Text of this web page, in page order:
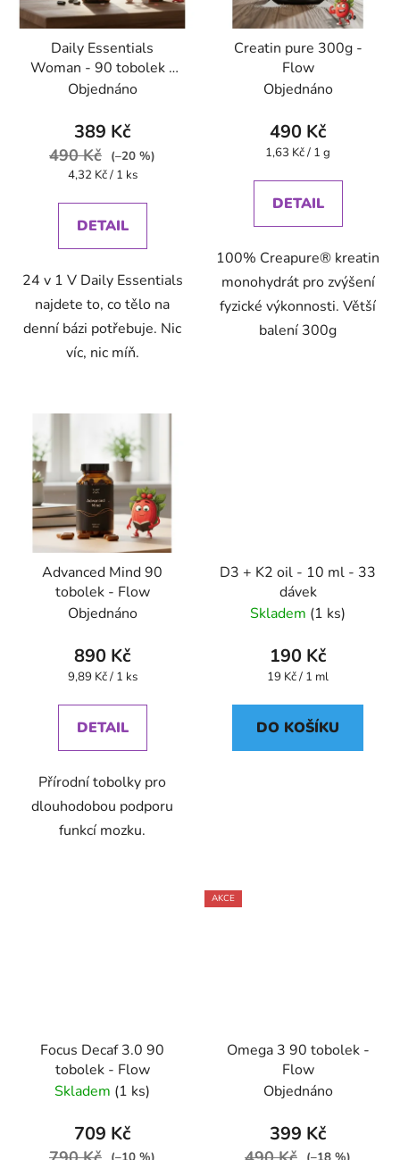
Daily Essentials
Woman - 90 tobolek -
Flow
Objednáno
389 Kč
490 Kč
(–20 %)
Měrná
4,32 Kč / 1 ks
DETAIL
24 v 1 V Daily Essentials
najdete to, co tělo na
denní bázi potřebuje. Nic
víc, nic míň.
Creatin pure 300g -
Flow
Objednáno
490 Kč
Měrná
1,63 Kč / 1 g
DETAIL
100% Creapure® kreatin
monohydrát pro zvýšení
fyzické výkonnosti. Větší
balení 300g
Advanced Mind 90
tobolek - Flow
Objednáno
890 Kč
Měrná
9,89 Kč / 1 ks
DETAIL
Přírodní tobolky pro
dlouhodobou podporu
funkcí mozku.
D3 + K2 oil - 10 ml - 33
dávek
Skladem (1 ks)
190 Kč
Měrná
19 Kč / 1 ml
DO KOŠÍKU
Focus Decaf 3.0 90
tobolek - Flow
Skladem (1 ks)
709 Kč
AKCE
Omega 3 90 tobolek -
Flow
Objednáno
399 Kč